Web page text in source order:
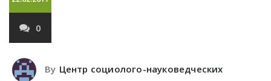
0
By Центр социолого-науковедческих